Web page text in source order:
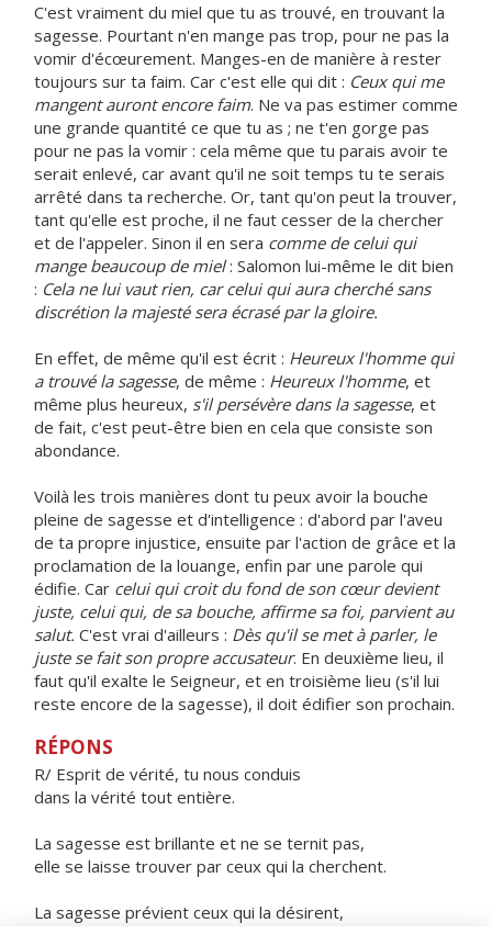
C'est vraiment du miel que tu as trouvé, en trouvant la
sagesse. Pourtant n'en mange pas trop, pour ne pas la
vomir d'écœurement. Manges-en de manière à rester
toujours sur ta faim. Car c'est elle qui dit : Ceux qui me
mangent auront encore faim. Ne va pas estimer comme
une grande quantité ce que tu as ; ne t'en gorge pas
pour ne pas la vomir : cela même que tu parais avoir te
serait enlevé, car avant qu'il ne soit temps tu te serais
arrêté dans ta recherche. Or, tant qu'on peut la trouver,
tant qu'elle est proche, il ne faut cesser de la chercher
et de l'appeler. Sinon il en sera comme de celui qui
mange beaucoup de miel: Salomon lui-même le dit bien
: Cela ne lui vaut rien, car celui qui aura cherché sans
discrétion la majesté sera écrasé par la gloire.
En effet, de même qu'il est écrit : Heureux l'homme qui
a trouvé la sagesse, de même : Heureux l'homme, et
même plus heureux, s'il persévère dans la sagesse, et
de fait, c'est peut-être bien en cela que consiste son
abondance.
Voilà les trois manières dont tu peux avoir la bouche
pleine de sagesse et d'intelligence : d'abord par l'aveu
de ta propre injustice, ensuite par l'action de grâce et la
proclamation de la louange, enfin par une parole qui
édifie. Car celui qui croit du fond de son cœur devient
juste, celui qui, de sa bouche, affirme sa foi, parvient au
salut. C'est vrai d'ailleurs : Dès qu'il se met à parler, le
juste se fait son propre accusateur. En deuxième lieu, il
faut qu'il exalte le Seigneur, et en troisième lieu (s'il lui
reste encore de la sagesse), il doit édifier son prochain.
RÉPONS
R/ Esprit de vérité, tu nous conduis
dans la vérité tout entière.
La sagesse est brillante et ne se ternit pas,
elle se laisse trouver par ceux qui la cherchent.
La sagesse prévient ceux qui la désirent,